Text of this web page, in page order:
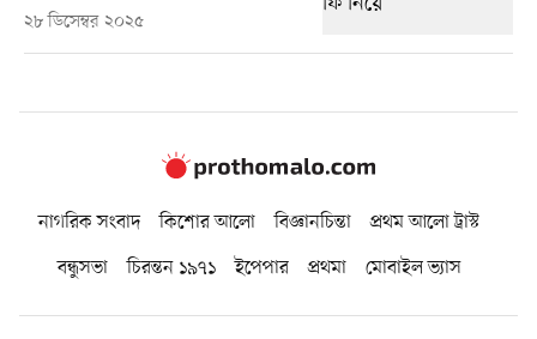
২৮ ডিসেম্বর ২০২৫
নাগরিক সংবাদ কিশোর আলো বিজ্ঞানচিন্তা
প্রথম আলো ট্রাস্ট
বন্ধুসভা
চিরন্তন ১৯৭১ ইপেপার প্রথমা মোবাইল ভ্যাস